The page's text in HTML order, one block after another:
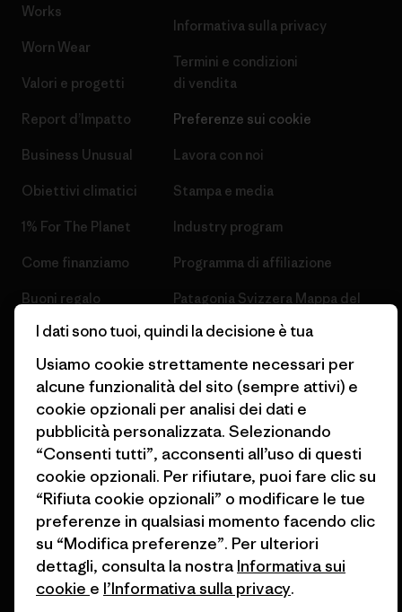
Works
Worn Wear
Valori e progetti
Report d’Impatto
Business Unusual
Obiettivi climatici
1% For The Planet
Come finanziamo
Buoni regalo
Trova un negozio
Informativa sulla privacy
Termini e condizioni
di vendita
Preferenze sui cookie
Lavora con noi
Stampa e media
Industry program
Programma di affiliazione
Patagonia Svizzera Mappa del
© 2026 Patagonia, Inc. All Rights Reserved.
italiano
I dati sono tuoi, quindi la decisione è tua
Usiamo cookie strettamente necessari per
alcune funzionalità del sito (sempre attivi) e
cookie opzionali per analisi dei dati e
pubblicità personalizzata. Selezionando
“Consenti tutti”, acconsenti all’uso di questi
cookie opzionali. Per rifiutare, puoi fare clic su
“Rifiuta cookie opzionali” o modificare le tue
preferenze in qualsiasi momento facendo clic
su “Modifica preferenze”. Per ulteriori
dettagli, consulta la nostra Informativa sui
cookie e l’Informativa sulla privacy.